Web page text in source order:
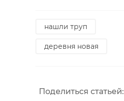
нашли труп
деревня новая
Поделиться статьей: